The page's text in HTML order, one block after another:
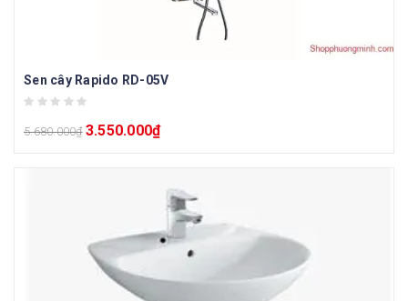
Sen cây Rapido RD-05V
5.680.000₫ 3.550.000₫